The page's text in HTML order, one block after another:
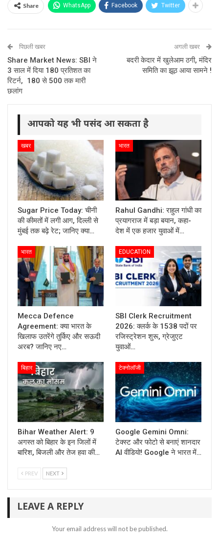
Share WhatsApp Facebook Twitter
पिछली खबर
Share Market News: SBI ने
3 साल में दिया 180 प्रतिशत का
रिटर्न, 180 से 500 तक मारी
छलांग
अगली खबर
बदरी केदार में खुलेआम ठगी, मंदिर
समिति का झूठ आया सामने !
आपको यह भी पसंद आ सकता है
खबर
Sugar Price Today: चीनी
की कीमतों में लगी आग, दिल्ली से
मुंबई तक बढ़े रेट; जानिए क्या…
भारत
Rahul Gandhi: राहुल गांधी का
प्रयागराज में बड़ा बयान, कहा-
देश में एक हजार युवाओं में…
भारत
Mecca Defence
Agreement: क्या भारत के
खिलाफ उतरेंगे तुर्किए और सऊदी
अरब? जानिए नए…
EDUCATION
SBI Clerk Recruitment
2026: क्लर्क के 1538 पदों पर
रजिस्ट्रेशन शुरू, ग्रेजुएट
युवाओं…
बिहार
Bihar Weather Alert: 9
अगस्त को बिहार के इन जिलों में
बारिश, बिजली और तेज हवा की…
टेक्नोलॉजी
Google Gemini Omni:
टेक्स्ट और फोटो से बनाएं शानदार
AI वीडियो! Google ने भारत में…
PREV NEXT
LEAVE A REPLY
Your email address will not be published.